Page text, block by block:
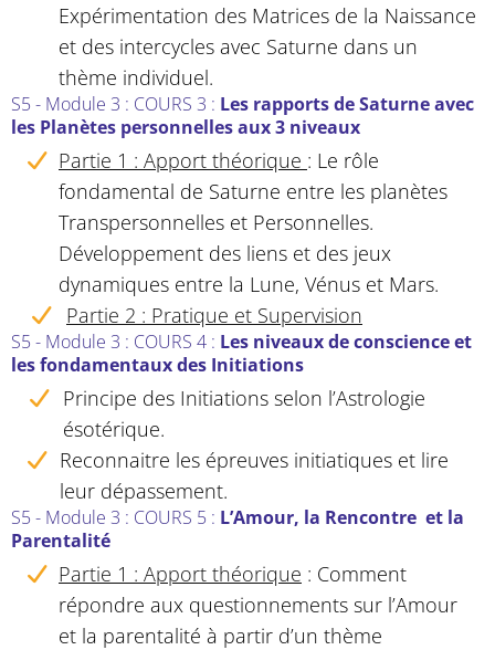
Expérimentation des Matrices de la Naissance
et des intercycles avec Saturne dans un
thème individuel.
S5 - Module 3 : COURS 3 : Les rapports de Saturne avec
les Planètes personnelles aux 3 niveaux
Partie 1 : Apport théorique : Le rôle
fondamental de Saturne entre les planètes
Transpersonnelles et Personnelles.
Développement des liens et des jeux
dynamiques entre la Lune, Vénus et Mars.
Partie 2 : Pratique et Supervision
S5 - Module 3 : COURS 4 : Les niveaux de conscience et
les fondamentaux des Initiations
Principe des Initiations selon l’Astrologie
ésotérique.
Reconnaitre les épreuves initiatiques et lire
leur dépassement.
S5 - Module 3 : COURS 5 : L’Amour, la Rencontre et la
Parentalité
Partie 1 : Apport théorique : Comment
répondre aux questionnements sur l’Amour
et la parentalité à partir d’un thème